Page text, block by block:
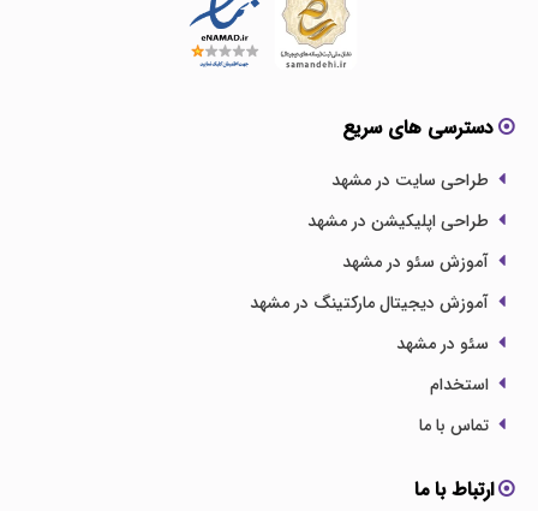
دسترسی های سریع
طراحی سایت در مشهد
طراحی اپلیکیشن در مشهد
آموزش سئو در مشهد
آموزش دیجیتال مارکتینگ در مشهد
سئو در مشهد
استخدام
تماس با ما
ارتباط با ما